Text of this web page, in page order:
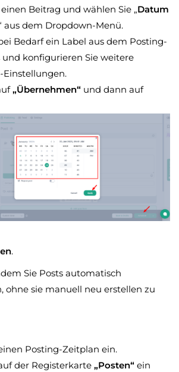
Beitrag und wählen Sie „Datum
aus dem Dropdown-Menü.
Bedarf ein Label aus dem Posting-
konfigurieren Sie weitere
„Übernehmen“ und dann auf
.
Sie Posts automatisch
ohne sie manuell neu erstellen zu
Posting-Zeitplan ein.
der Registerkarte „Posten“ ein